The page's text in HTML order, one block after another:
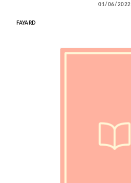
01/06/2022
FAYARD